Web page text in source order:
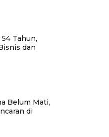
Tahun,
dan
Belum Mati,
di